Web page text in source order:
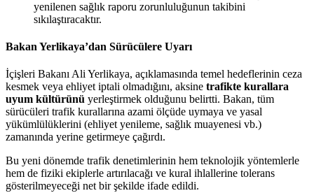
yenilenen sağlık raporu zorunluluğunun takibini
sıkılaştıracaktır.
Bakan Yerlikaya’dan Sürücülere Uyarı
İçişleri Bakanı Ali Yerlikaya, açıklamasında temel hedeflerinin ceza
kesmek veya ehliyet iptali olmadığını, aksine trafikte kurallara
uyum kültürünü yerleştirmek olduğunu belirtti. Bakan, tüm
sürücüleri trafik kurallarına azami ölçüde uymaya ve yasal
yükümlülüklerini (ehliyet yenileme, sağlık muayenesi vb.)
zamanında yerine getirmeye çağırdı.
Bu yeni dönemde trafik denetimlerinin hem teknolojik yöntemlerle
hem de fiziki ekiplerle artırılacağı ve kural ihlallerine tolerans
gösterilmeyeceği net bir şekilde ifade edildi.